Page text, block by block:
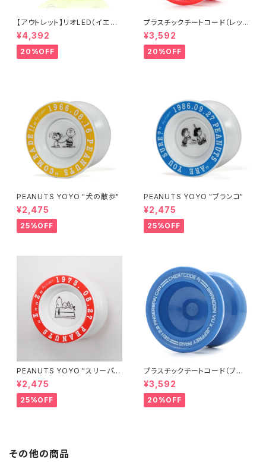
【アウトレット】リオLED（イエロ
ー）
¥4,392
20%OFF
プラスチックチートコード（レッ
ド）
¥3,592
20%OFF
PEANUTS YOYO "犬の散歩"
¥2,475
25%OFF
PEANUTS YOYO "ブランコ"
¥2,475
25%OFF
PEANUTS YOYO "スリーパ
ー"
¥2,475
25%OFF
プラスチックチートコード（ブル
ー）
¥3,592
20%OFF
その他の商品